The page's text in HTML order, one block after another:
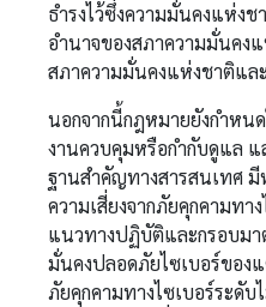
ธำรงไว้ซึ่งความมั่นคงแห่ง
อำนาจของสภาความมั่นคง
สภาความมั่นคงแห่งชาติแล
นอกจากนี้กฎหมายยังกำหน
งานควบคุมหรือกำกับดูแล
ฐานสำคัญทางสารสนเทศ
ความเสี่ยงจากภัยคุกคามทา
แนวทางปฏิบัติและกรอบมา
มั่นคงปลอดภัยไซเบอร์ของ
ภัยคุกคามทางไซเบอร์ระดับ